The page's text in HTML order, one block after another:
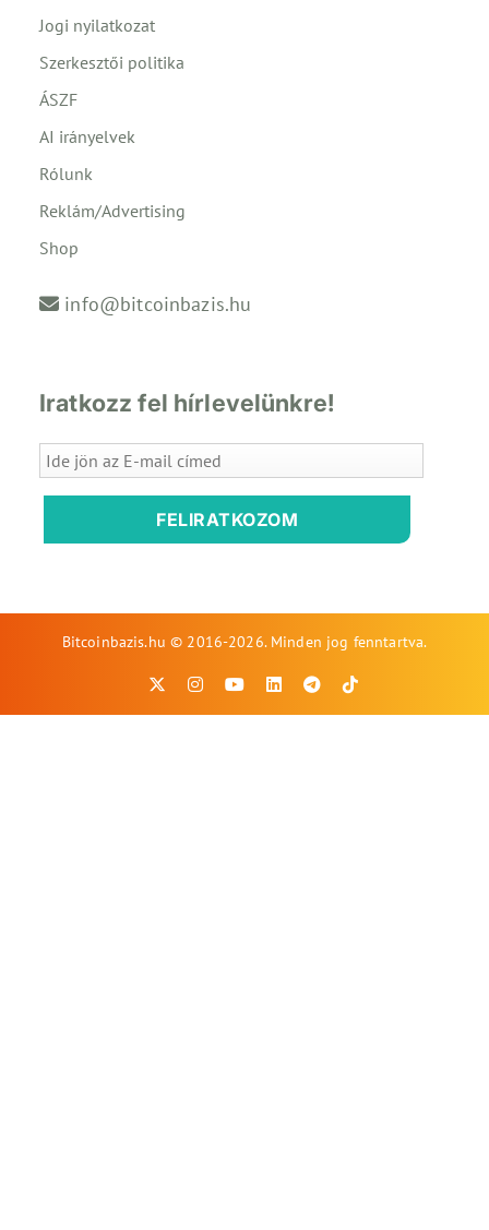
Jogi nyilatkozat
Szerkesztői politika
ÁSZF
AI irányelvek
Rólunk
Reklám/Advertising
Shop
info@bitcoinbazis.hu
Iratkozz fel hírlevelünkre!
FELIRATKOZOM
Bitcoinbazis.hu © 2016-2026. Minden jog fenntartva.